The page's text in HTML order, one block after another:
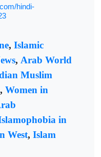
hindi-
, Islamic
, Arab World
Muslim
, Women in
in
West, Islam